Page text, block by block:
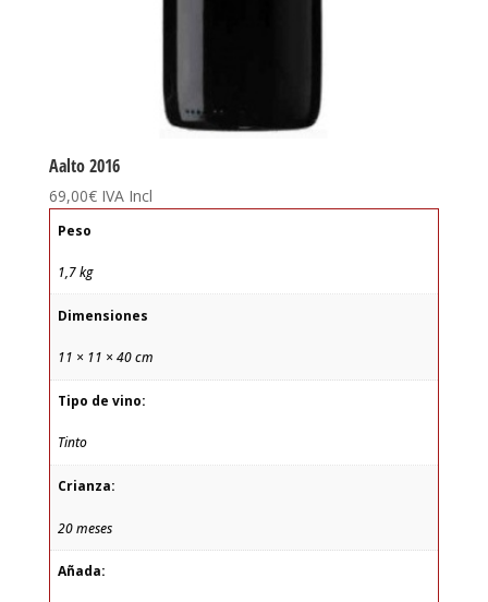
Aalto 2016
69,00€ IVA Incl
Peso
1,7 kg
Dimensiones
11 × 11 × 40 cm
Tipo de vino:
Tinto
Crianza:
20 meses
Añada: